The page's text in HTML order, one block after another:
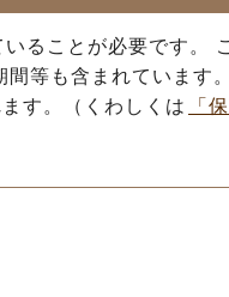
ることが必要です。
等も含まれています。
す。（くわしくは
「